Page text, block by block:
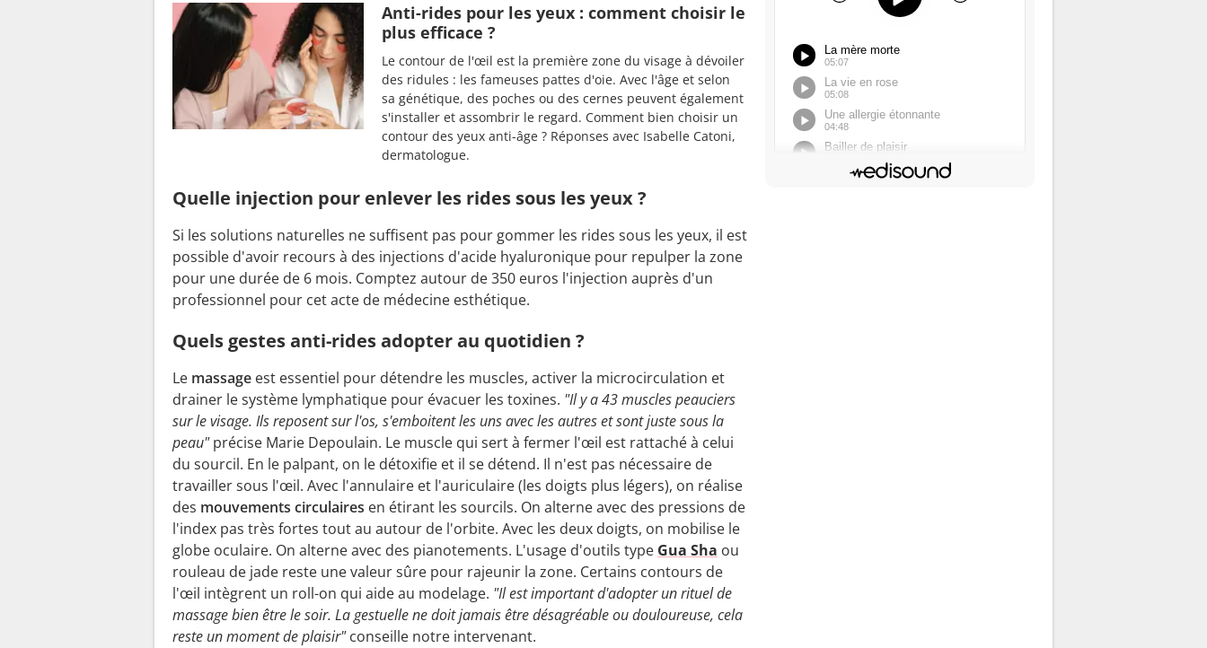
Anti-rides pour les yeux : comment choisir le
plus efficace ?
Le contour de l'œil est la première zone du visage à dévoiler
des ridules : les fameuses pattes d'oie. Avec l'âge et selon
sa génétique, des poches ou des cernes peuvent également
s'installer et assombrir le regard. Comment bien choisir un
contour des yeux anti-âge ? Réponses avec Isabelle Catoni,
dermatologue.
Quelle injection pour enlever les rides sous les yeux ?
Si les solutions naturelles ne suffisent pas pour gommer les rides sous les yeux, il est
possible d'avoir recours à des injections d'acide hyaluronique pour repulper la zone
pour une durée de 6 mois. Comptez autour de 350 euros l'injection auprès d'un
professionnel pour cet acte de médecine esthétique.
Quels gestes anti-rides adopter au quotidien ?
Le massage est essentiel pour détendre les muscles, activer la microcirculation et
drainer le système lymphatique pour évacuer les toxines. "Il y a 43 muscles peauciers
sur le visage. Ils reposent sur l'os, s'emboitent les uns avec les autres et sont juste sous la
peau"précise Marie Depoulain. Le muscle qui sert à fermer l'œil est rattaché à celui
du sourcil. En le palpant, on le détoxifie et il se détend. Il n'est pas nécessaire de
travailler sous l'œil. Avec l'annulaire et l'auriculaire (les doigts plus légers), on réalise
des mouvements circulaires en étirant les sourcils. On alterne avec des pressions de
l'index pas très fortes tout au autour de l'orbite. Avec les deux doigts, on mobilise le
globe oculaire. On alterne avec des pianotements. L'usage d'outils type Gua Sha ou
rouleau de jade reste une valeur sûre pour rajeunir la zone. Certains contours de
l'œil intègrent un roll-on qui aide au modelage. "Il est important d'adopter un rituel de
massage bien être le soir. La gestuelle ne doit jamais être désagréable ou douloureuse, cela
reste un moment de plaisir"conseille notre intervenant.